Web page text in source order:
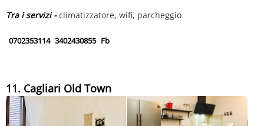
Tra i servizi -climatizzatore, wifi, parcheggio
0702353114 3402430855 Fb
11. Cagliari Old Town